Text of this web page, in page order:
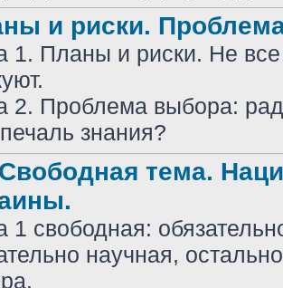
и риски.
1. Планы и риски. Не
2. Проблема выбора:
знания?
тема.
1 свободная:
научная,